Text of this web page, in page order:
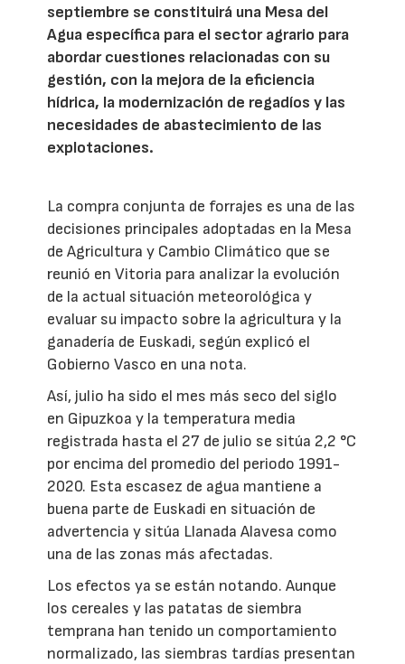
septiembre se constituirá una Mesa del
Agua específica para el sector agrario para
abordar cuestiones relacionadas con su
gestión, con la mejora de la eficiencia
hídrica, la modernización de regadíos y las
necesidades de abastecimiento de las
explotaciones.
La compra conjunta de forrajes es una de las
decisiones principales adoptadas en la Mesa
de Agricultura y Cambio Climático que se
reunió en Vitoria para analizar la evolución
de la actual situación meteorológica y
evaluar su impacto sobre la agricultura y la
ganadería de Euskadi, según explicó el
Gobierno Vasco en una nota.
Así, julio ha sido el mes más seco del siglo
en Gipuzkoa y la temperatura media
registrada hasta el 27 de julio se sitúa 2,2 °C
por encima del promedio del periodo 1991-
2020. Esta escasez de agua mantiene a
buena parte de Euskadi en situación de
advertencia y sitúa Llanada Alavesa como
una de las zonas más afectadas.
Los efectos ya se están notando. Aunque
los cereales y las patatas de siembra
temprana han tenido un comportamiento
normalizado, las siembras tardías presentan